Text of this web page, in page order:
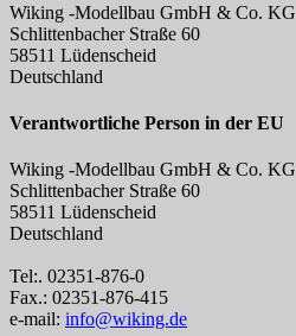
Wiking -Modellbau GmbH & Co. KG
Schlittenbacher Straße 60
58511 Lüdenscheid
Deutschland
Verantwortliche Person in der EU
Wiking -Modellbau GmbH & Co. KG
Schlittenbacher Straße 60
58511 Lüdenscheid
Deutschland
Tel:. 02351-876-0
Fax.: 02351-876-415
e-mail: info@wiking.de